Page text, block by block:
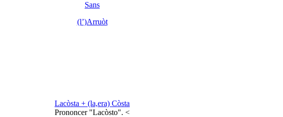
Sans
(l’)Arruòt
Lacòsta + (la,era) Còsta
Prononcer "Lacòsto". <